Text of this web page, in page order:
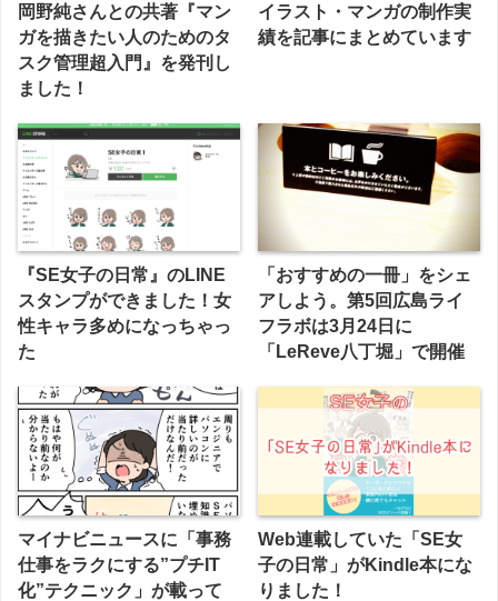
岡野純さんとの共著『マン
ガを描きたい人のためのタ
スク管理超入門』を発刊し
ました！
イラスト・マンガの制作実
績を記事にまとめています
『SE女子の日常』のLINE
スタンプができました！女
性キャラ多めになっちゃっ
た
「おすすめの一冊」をシェ
アしよう。第5回広島ライ
フラボは3月24日に
「LeReve八丁堀」で開催
マイナビニュースに「事務
仕事をラクにする”プチIT
化”テクニック」が載って
Web連載していた「SE女
子の日常」がKindle本にな
りました！